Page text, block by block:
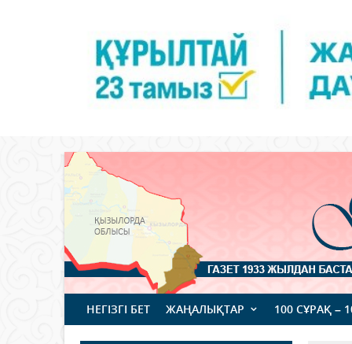
НЕГІЗГІ БЕТ ЖАҢАЛЫҚТАР 100 СҰРАҚ –